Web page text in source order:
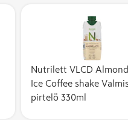
Nutrilett VLCD
Ice Coffee shake
pirtelö 330ml
Rainforest
-sertifioitu
täyttää tiukat
kriteerit
kestävyyden,